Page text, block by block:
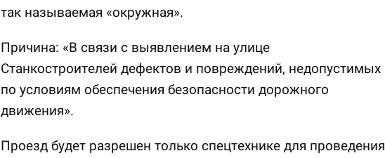
так называемая «окружная».
Причина: «В связи с выявлением на улице
Станкостроителей дефектов и повреждений, недопустимых
по условиям обеспечения безопасности дорожного
движения».
Проезд будет разрешен только спецтехнике для проведения